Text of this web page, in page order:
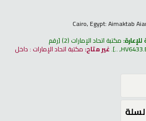
Cairo, Egypt: Aimaktab
مكتبة اتحاد الإمارات (2) رقم
.غير متاح: مكتبة اتحاد الإمارات : داخل